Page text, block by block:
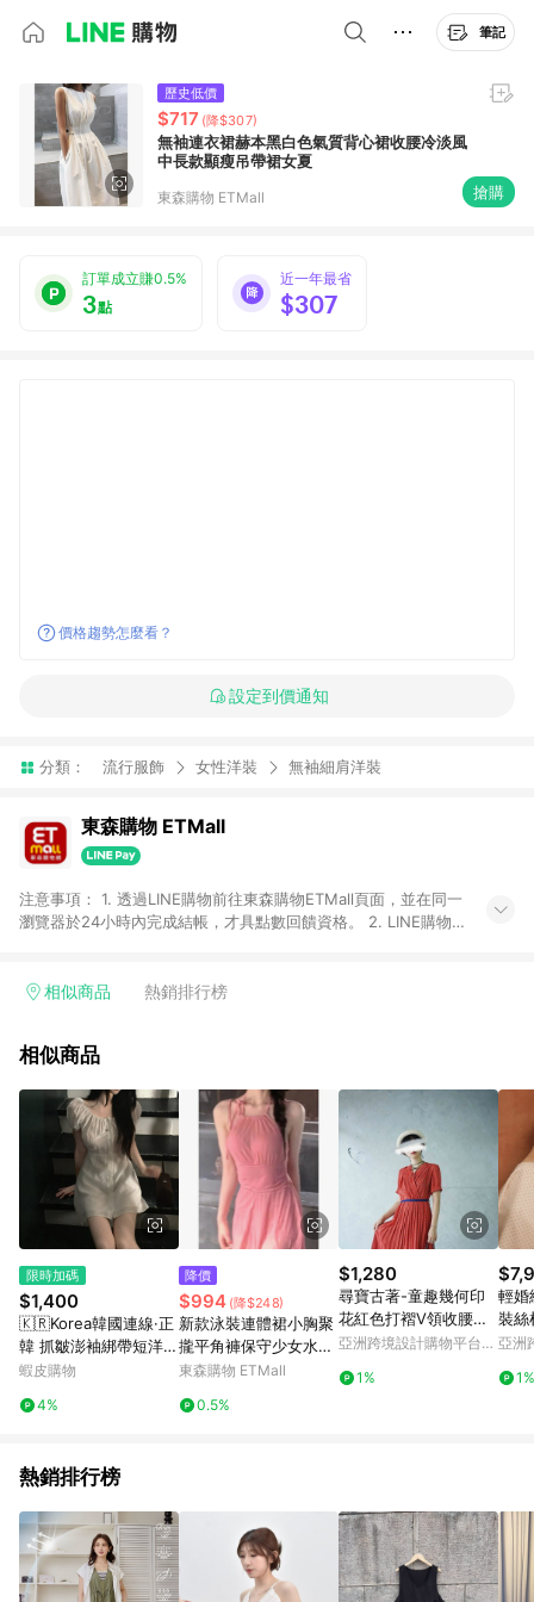
筆記
歷史低價
$717 (降$307)
無袖連衣裙赫本黑白色氣質背心裙收腰冷淡風
中長款顯瘦吊帶裙女夏
東森購物 ETMall 搶購
訂單成立賺0.5%
3點
近一年最省
$307
價格趨勢怎麼看？
設定到價通知
分類： 流行服飾 女性洋裝 無袖細肩洋裝
東森購物 ETMall
注意事項： 1. 透過LINE購物前往東森購物ETMall頁面，並在同一
瀏覽器於24小時內完成結帳，才具點數回饋資格。 2. LINE購物
單，皆不在點數回饋範圍內。 3. 如購買以下類別商品，將無法獲
球嚴選、商城、專案商品、「草莓網」全館商品。 4. 如取消訂
回饋。 5. 點數回饋會扣除所有折扣優惠後之最終發票金額計算，
實際回饋請依LINE購物通知為主。 6. 訂單如有使用東森購物
ETMall站內之折扣優惠(包含但不限於東森幣、樂透金、東森現金
券等)，不具點數回饋資格。詳細請依東森購物ETMall之結帳頁面
顯示為準。 7. LINE購物設有「單一商品最高回饋點數」機制(特
殊活動時開放「回饋無上限」)，以同一訂單中同一商品不論件數
計算，並依訂單成立時間當下LINE購物所設定的回饋機制為準。
8. LINE購物為購物資訊整合性平台，商品資料更新會有時間差，
如顯示之商品規格、顏色、價位、贈品與東森購物ETMall銷售網
頁不符，以銷售網頁標示為準。 9. 若有贈點爭議，請務必於訂單
日期+180天以內至LINE購物客服洽詢；若超過180天(含)以上進
行申訴，恕無法贈點回饋。 10. 部分點數紅包僅限指定商品使
用，或不適用於無回饋商品。各點數紅包之適用商品與使用條件
請依點數紅包頁面規則為準。
相似商品 熱銷排行榜
相似商品
限時加碼
$1,400
🇰🇷Korea韓國連線·正
韓 抓皺澎袖綁帶短洋裝
連身裙 連身洋裝 澎袖
裝 甜美風 韓國女裝
蝦皮購物
4%
降價
$994 (降$248)
新款泳裝連體裙小胸聚
攏平角褲保守少女水上
樂園溫泉度假泳池泳衣
東森購物 ETMall
0.5%
$1,280
尋寶古著-童趣幾何印
花紅色打褶V領收腰百
摺復古雪紡洋裝
亞洲跨境設計購物平台
1%
輕婚
裝絲
裁禮
亞洲
1%
熱銷排行榜